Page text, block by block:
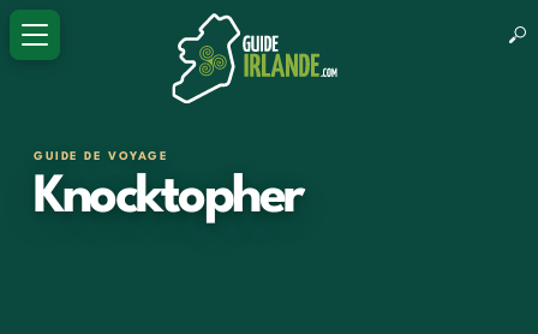
GUIDE DE VOYAGE
Knocktopher